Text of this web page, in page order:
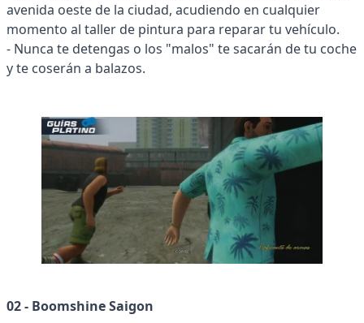
avenida oeste de la ciudad, acudiendo en cualquier
momento al taller de pintura para reparar tu vehículo.
- Nunca te detengas o los "malos" te sacarán de tu coche
y te coserán a balazos.
02 - Boomshine Saigon